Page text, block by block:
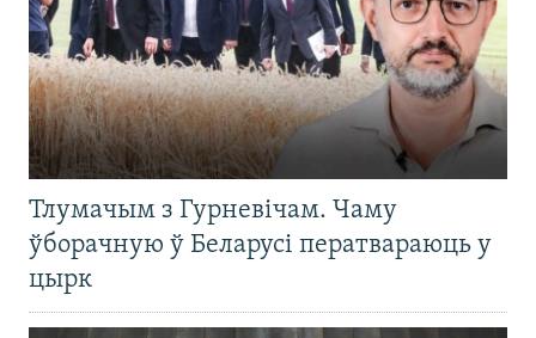
Тлумачым з Гурневічам. Чаму
ўборачную ў Беларусі ператвараюць у
цырк